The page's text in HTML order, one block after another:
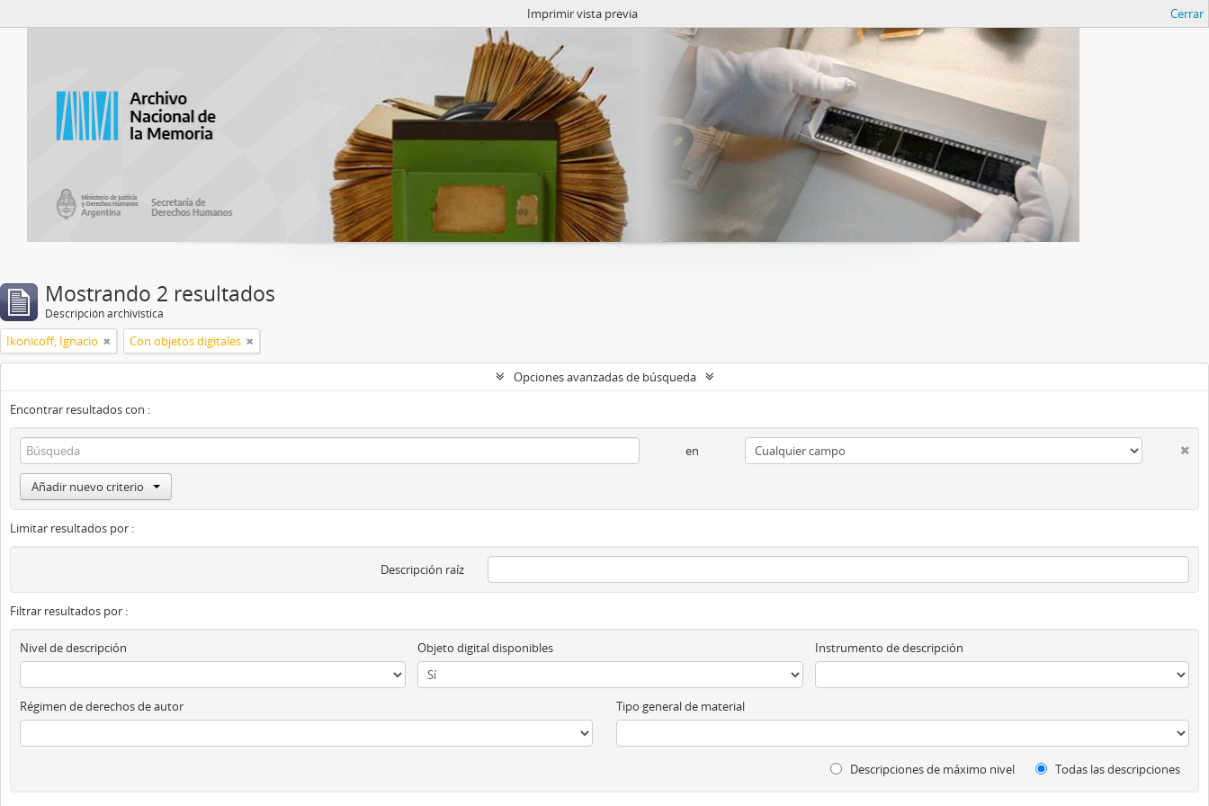
Imprimir vista previa Cerrar
Mostrando 2 resultados
Descripción archivística
Ikonicoff, Ignacio Con objetos digitales
Opciones avanzadas de búsqueda
Encontrar resultados con :
en
Añadir nuevo criterio
Limitar resultados por :
Descripción raíz
Filtrar resultados por :
Nivel de descripción Objeto digital disponibles Instrumento de descripción
Régimen de derechos de autor Tipo general de material
Descripciones de máximo nivel Todas las descripciones